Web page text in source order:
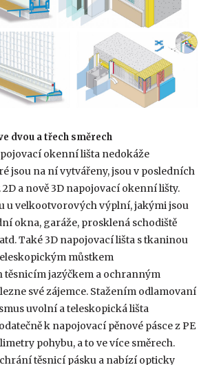
dvou a třech směrech
okenní lišta nedokáže
jsou na ní vytvářeny, jsou v posledních
a nově 3D napojovací okenní lišty.
u velkootvorových výplní, jakými jsou
okna, garáže, prosklená schodiště
Také 3D napojovací lišta s tkaninou
můstkem
těsnicím jazýčkem a ochranným
své zájemce. Stažením odlamovaní
uvolní a teleskopická lišta
k napojovací pěnové pásce z PE
pohybu, a to ve více směrech.
těsnicí pásku a nabízí opticky